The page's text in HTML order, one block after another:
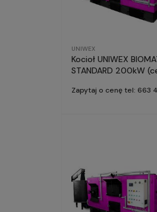
UNIWEX
Kocioł UNIWEX
STANDARD 200kW
Zapytaj o cenę tel: 663